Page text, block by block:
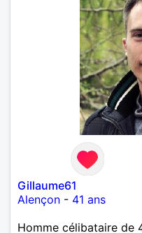
Gillaume61
Alençon - 41 ans
Homme célibataire de